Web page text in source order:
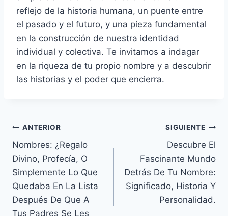
reflejo de la historia humana, un puente entre
el pasado y el futuro, y una pieza fundamental
en la construcción de nuestra identidad
individual y colectiva. Te invitamos a indagar
en la riqueza de tu propio nombre y a descubrir
las historias y el poder que encierra.
Navegación
de
entradas
ANTERIOR
Nombres: ¿Regalo
Divino, Profecía, O
Simplemente Lo Que
Quedaba En La Lista
Después De Que A
Tus Padres Se Les
SIGUIENTE
Descubre El
Fascinante Mundo
Detrás De Tu Nombre:
Significado, Historia Y
Personalidad.